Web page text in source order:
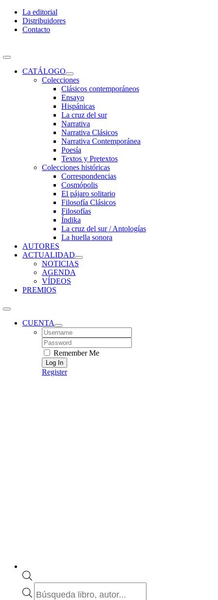
Skip
content
La editorial
Distribuidores
Contacto
Toggle
NavigationCATÁLOGO
Colecciones
Clásicos contemporáneos
Ensayo
Hispánicas
La cruz del sur
Narrativa
Narrativa Clásicos
Narrativa Contemporánea
Poesía
Textos y Pretextos
Colecciones históricas
Correspondencias
Cosmópolis
El pájaro solitario
Filosofía Clásicos
Filosofías
Índika
La cruz del sur / Antologías
La huella sonora
AUTORES
ACTUALIDAD
NOTICIAS
AGENDA
VÍDEOS
PREMIOS
CUENTA
Username:
Password:
Remember Me
Register
de